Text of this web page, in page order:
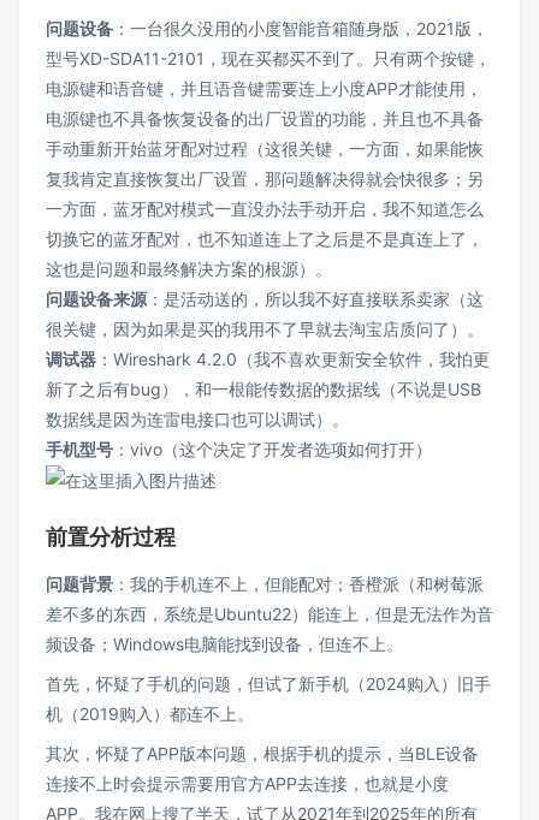
问题设备 ：一台很久没用的小度智能音箱随身版，2021版，
型号XD-SDA11-2101，现在买都买不到了。只有两个按键，
电源键和语音键，并且语音键需要连上小度APP才能使用，
电源键也不具备恢复设备的出厂设置的功能，并且也不具备
手动重新开始蓝牙配对过程（这很关键，一方面，如果能恢
复我肯定直接恢复出厂设置，那问题解决得就会快很多；另
一方面，蓝牙配对模式一直没办法手动开启，我不知道怎么
切换它的蓝牙配对，也不知道连上了之后是不是真连上了，
这也是问题和最终解决方案的根源）。
问题设备来源 ：是活动送的，所以我不好直接联系卖家（这
很关键，因为如果是买的我用不了早就去淘宝店质问了）。
调试器 ：Wireshark 4.2.0（我不喜欢更新安全软件，我怕更
新了之后有bug），和一根能传数据的数据线（不说是USB
数据线是因为连雷电接口也可以调试）。
手机型号 ：vivo（这个决定了开发者选项如何打开）
前置分析过程
问题背景 ：我的手机连不上，但能配对；香橙派（和树莓派
差不多的东西，系统是Ubuntu22）能连上，但是无法作为音
频设备；Windows电脑能找到设备，但连不上。
首先，怀疑了手机的问题，但试了新手机（2024购入）旧手
机（2019购入）都连不上。
其次，怀疑了APP版本问题，根据手机的提示，当BLE设备
连接不上时会提示需要用官方APP去连接，也就是小度
APP。我在网上搜了半天，试了从2021年到2025年的所有